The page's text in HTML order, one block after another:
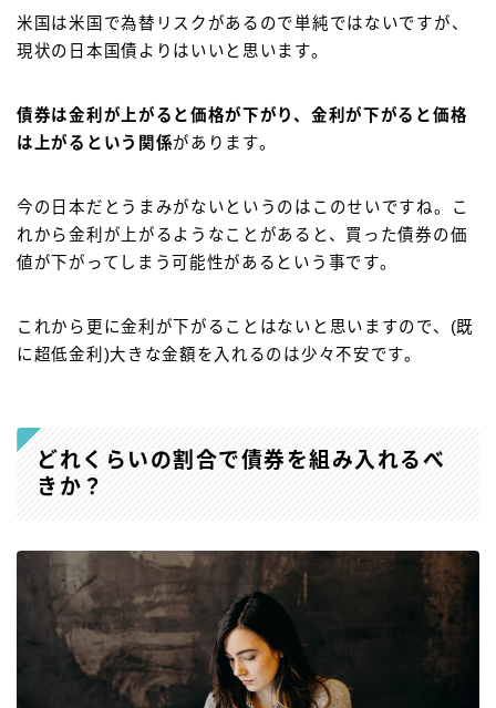
米国は米国で為替リスクがあるので単純ではないですが、
現状の日本国債よりはいいと思います。
債券は金利が上がると価格が下がり、金利が下がると価格
は上がるという関係があります。
今の日本だとうまみがないというのはこのせいですね。こ
れから金利が上がるようなことがあると、買った債券の価
値が下がってしまう可能性があるという事です。
これから更に金利が下がることはないと思いますので、(既
に超低金利)大きな金額を入れるのは少々不安です。
どれくらいの割合で債券を組み入れるべ
きか？